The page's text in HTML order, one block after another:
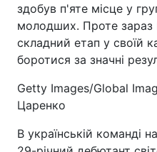
здобув п'яте місце у
молодших. Проте
складний етап у своїй
боротися за значні
Getty Images/Global
Царенко
В українській команді